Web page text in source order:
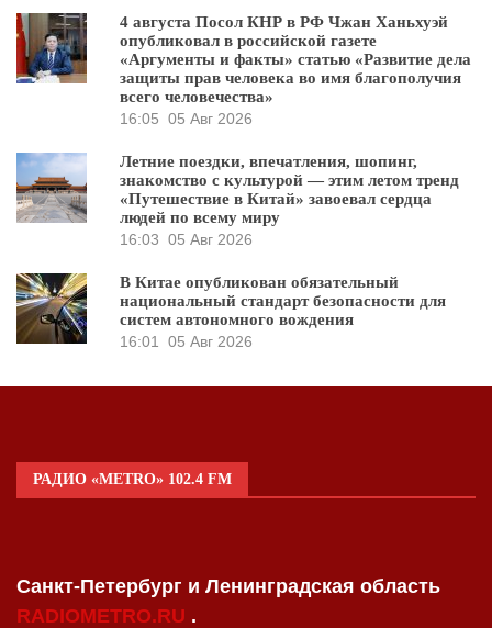
4 августа Посол КНР в РФ Чжан Ханьхуэй
опубликовал в российской газете
«Аргументы и факты» статью «Развитие дела
защиты прав человека во имя благополучия
всего человечества»
16:05 05 Авг 2026
Летние поездки, впечатления, шопинг,
знакомство с культурой — этим летом тренд
«Путешествие в Китай» завоевал сердца
людей по всему миру
16:03 05 Авг 2026
В Китае опубликован обязательный
национальный стандарт безопасности для
систем автономного вождения
16:01
05 Авг 2026
РАДИО «METRO» 102.4 FM
Санкт-Петербург и Ленинградская область
RADIOMETRO.RU .